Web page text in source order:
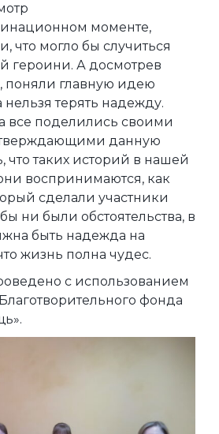
моменте,
что могло бы случиться
героини. А досмотрев
поняли главную идею
нельзя терять надежду.
все поделились своими
данную
что таких историй в нашей
воспринимаются, как
сделали участники
ни были обстоятельства, в
быть надежда на
жизнь полна чудес.
с использованием
фонда